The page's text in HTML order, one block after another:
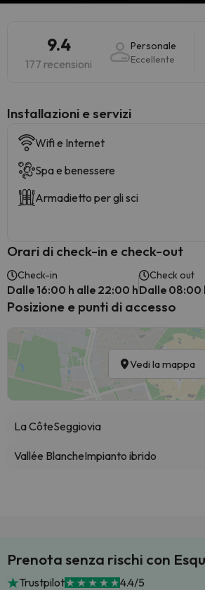
9.4
177 recensioni
Personale
Eccellente
Installazioni e servizi
Wifi e Internet
Spa e benessere
Armadietto per gli sci
Orari di check-in e check-out
Check-in
Dalle 16:00 h alle 22:00 h
Check out
Dalle 08:00
Posizione e punti di accesso
Vedi la mappa
La CôteSeggiovia
Vallée BlancheImpianto ibrido
Prenota senza rischi con
Trustpilot 4.4/5